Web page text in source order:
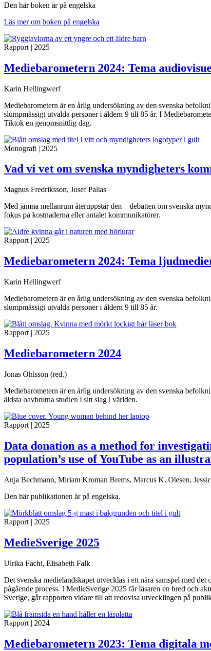
Den här boken är på engelska
Läs mer om boken på engelska
Rapport | 2025
Mediebarometern 2024: Tema
Karin Hellingwerf
Mediebarometern är en årlig undersökning av den svenska
slumpmässigt utvalda personer i åldern 9 till 85 år. I
Tiktok en genomsnittlig dag.
Monografi | 2025
Vad vi vet om svenska myndigheters
Magnus Fredriksson, Josef Pallas
Med jämna mellanrum återuppstår den – debatten om svenska
fokus på kostnaderna eller antalet kommunikatörer.
Rapport | 2025
Mediebarometern 2024: Tema
Karin Hellingwerf
Mediebarometern är en årlig undersökning av den svenska
slumpmässigt utvalda personer i åldern 9 till 85 år.
Rapport | 2025
Mediebarometern 2024
Jonas Ohlsson (red.)
Mediebarometern är en årlig undersökning av den svenska
äldsta oavbrutna studien i sitt slag i världen.
Rapport | 2025
Data donation as a method for
population’s use of YouTube as an
Anja Bechmann, Miriam Kroman Brems, Marcus K. Olesen,
Den här publikationen är på engelska.
Rapport | 2025
MedieSverige 2025
Ulrika Facht, Elisabeth Falk
Det svenska medielandskapet utvecklas i ett nära samspel med
pågående process. I MedieSverige 2025 får läsaren en bred och
Sverige, går rapporten vidare till att redovisa utvecklingen på
Rapport | 2024
Mediebarometern 2023: Tema digitala